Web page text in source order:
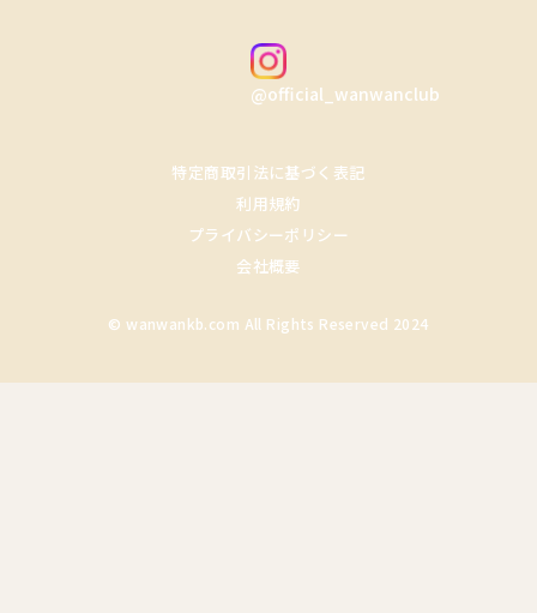
@official_wanwanclub
特定商取引法に基づく表記
利用規約
プライバシーポリシー
会社概要
© wanwankb.com All Rights Reserved 2024